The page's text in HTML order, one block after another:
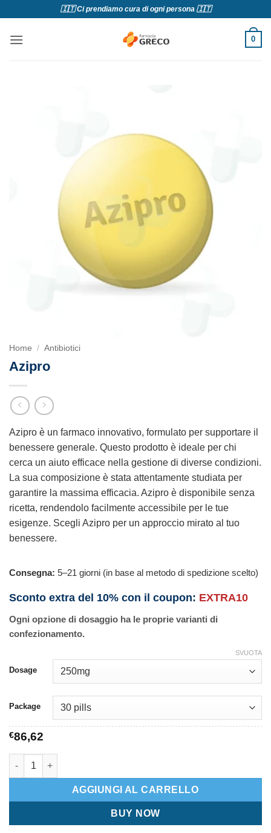
contenuti
🇮🇹 Ci prendiamo cura di ogni persona 🇮🇹
0
Home / Antibiotici
Azipro
Azipro è un farmaco innovativo, formulato per supportare il
benessere generale. Questo prodotto è ideale per chi
cerca un aiuto efficace nella gestione di diverse condizioni.
La sua composizione è stata attentamente studiata per
garantire la massima efficacia. Azipro è disponibile senza
ricetta, rendendolo facilmente accessibile per le tue
esigenze. Scegli Azipro per un approccio mirato al tuo
benessere.
Consegna: 5–21 giorni (in base al metodo di spedizione scelto)
Sconto extra del 10% con il coupon: EXTRA10
Ogni opzione di dosaggio ha le proprie varianti di
confezionamento.
Dosage
Package
SVUOTA
€86,62
Azipro quantità
AGGIUNGI AL CARRELLO
BUY NOW